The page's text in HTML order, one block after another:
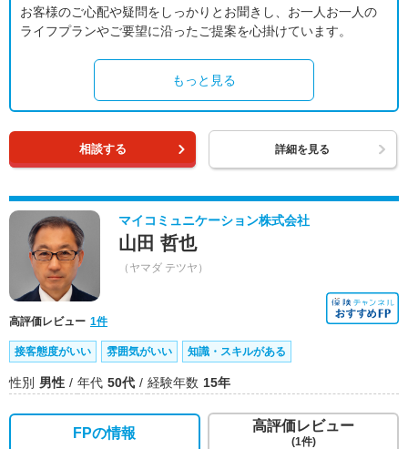
お客様のご心配や疑問をしっかりとお聞きし、お一人お一人の
ライフプランやご要望に沿ったご提案を心掛けています。
もっと見る
相談する 詳細を見る
マイコミュニケーション株式会社
山田 哲也
（ヤマダ テツヤ）
高評価レビュー 1件
接客態度がいい 雰囲気がいい 知識・スキルがある
性別 男性 年代 50代 経験年数 15年
FPの情報 高評価レビュー
(1件)